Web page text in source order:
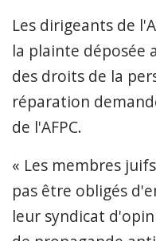
Les dirigeants de
la plainte déposée
des droits de la
réparation
de l'AFPC.
« Les membres
pas être obligés
leur syndicat